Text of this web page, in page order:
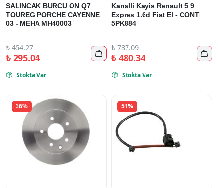
SALINCAK BURCU ON Q7
TOUREG PORCHE CAYENNE
03 - MEHA MH40003
₺454.27
₺295.04 
 Stokta Var
Kanalli Kayis Renault 5 9
Expres 1.6d Fiat El - CONTI
5PK884
₺737.09
₺480.34 
 Stokta Var
36% 51%